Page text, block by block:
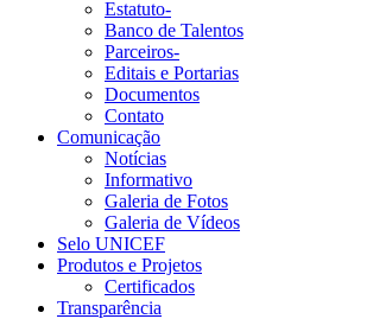
Estatuto-
Banco de Talentos
Parceiros-
Editais e Portarias
Documentos
Contato
Comunicação
Notícias
Informativo
Galeria de Fotos
Galeria de Vídeos
Selo UNICEF
Produtos e Projetos
Certificados
Transparência